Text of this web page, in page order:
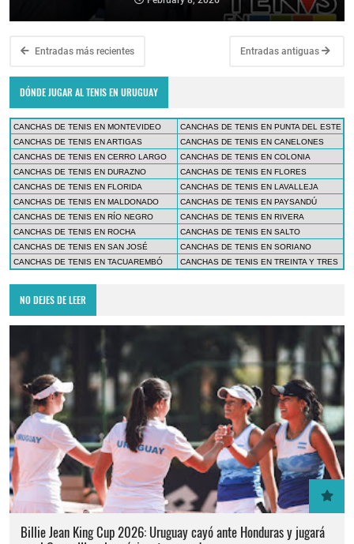
Entradas más recientes Entradas antiguas
DÓNDE JUGAR AL TENIS EN URUGUAY
CANCHAS DE TENIS EN MONTEVIDEO
CANCHAS DE TENIS EN PUNTA DEL ESTE
CANCHAS DE TENIS EN ARTIGAS
CANCHAS DE TENIS EN CANELONES
CANCHAS DE TENIS EN CERRO LARGO
CANCHAS DE TENIS EN COLONIA
CANCHAS DE TENIS EN DURAZNO
CANCHAS DE TENIS EN FLORES
CANCHAS DE TENIS EN FLORIDA
CANCHAS DE TENIS EN LAVALLEJA
CANCHAS DE TENIS EN MALDONADO
CANCHAS DE TENIS EN PAYSANDÚ
CANCHAS DE TENIS EN RÍO NEGRO
CANCHAS DE TENIS EN RIVERA
CANCHAS DE TENIS EN ROCHA
CANCHAS DE TENIS EN SALTO
CANCHAS DE TENIS EN SAN JOSÉ
CANCHAS DE TENIS EN SORIANO
CANCHAS DE TENIS EN TACUAREMBÓ
CANCHAS DE TENIS EN TREINTA Y TRES
NO DEJES DE LEER
Billie Jean King Cup 2026: Uruguay cayó ante Honduras y jugará